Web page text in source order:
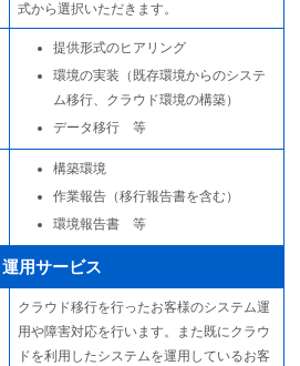
式から選択いただきます。
提供形式のヒアリング
環境の実装（既存環境からのシステ
ム移行、クラウド環境の構築）
データ移行 等
構築環境
作業報告（移行報告書を含む）
環境報告書 等
運用サービス
クラウド移行を行ったお客様のシステム運
用や障害対応を行います。また既にクラウ
ドを利用したシステムを運用しているお客